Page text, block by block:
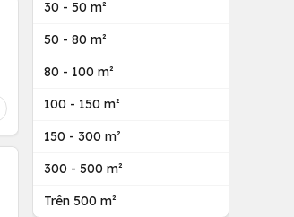
30 - 50 m²
50 - 80 m²
80 - 100 m²
100 - 150 m²
150 - 300 m²
300 - 500 m²
Trên 500 m²